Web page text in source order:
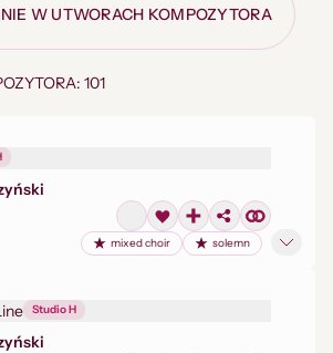
W UTWORACH KOMPOZYTORA
101
mixed choir solemn
Studio H